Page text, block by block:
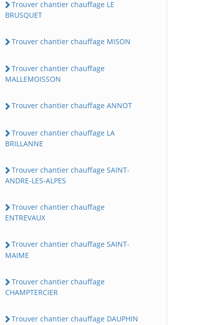
Trouver chantier chauffage LE
BRUSQUET
Trouver chantier chauffage MISON
Trouver chantier chauffage
MALLEMOISSON
Trouver chantier chauffage ANNOT
Trouver chantier chauffage LA
BRILLANNE
Trouver chantier chauffage SAINT-
ANDRE-LES-ALPES
Trouver chantier chauffage
ENTREVAUX
Trouver chantier chauffage SAINT-
MAIME
Trouver chantier chauffage
CHAMPTERCIER
Trouver chantier chauffage DAUPHIN